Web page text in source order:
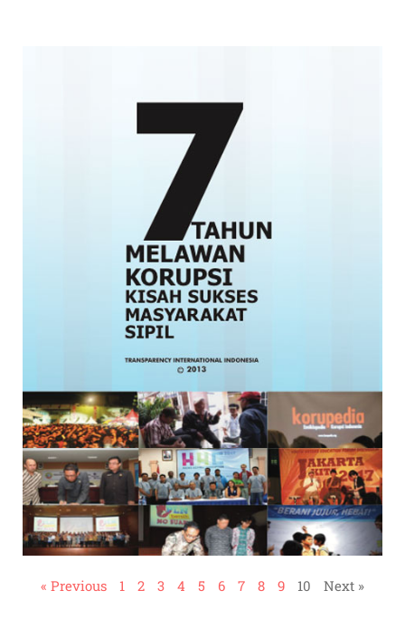
« Previous 1 2 3 4 5 6 7 8 9 10 Next »